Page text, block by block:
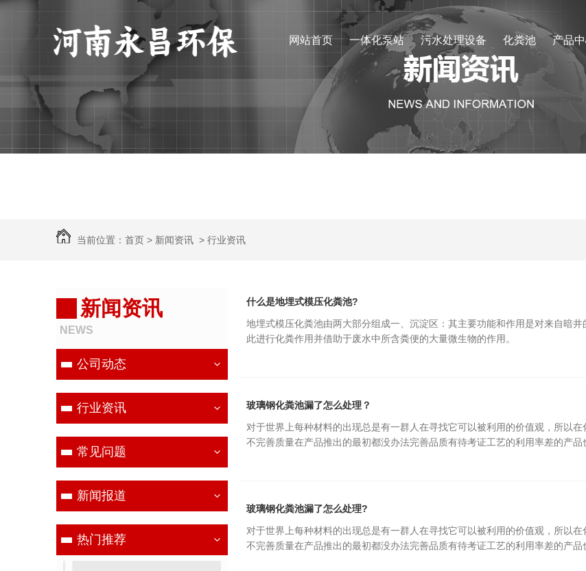
网站首页 一体化泵站 污水处理设备 化粪池 产品
当前位置： 首页 > 新闻资讯 > 行业资讯
新闻资讯
NEWS
公司动态
行业资讯
常见问题
新闻报道
热门推荐
什么是地埋式模压化粪池?
地埋式模压化粪池由两大部分组成一、沉淀区：其主要功能和作用是对来自暗
此进行化粪作用并借助于废水中所含粪便的大量微生物的作用。
玻璃钢化粪池漏了怎么处理？
对于世界上每种材料的出现总是有一群人在寻找它可以被利用的价值观，所以
不完善质量在产品推出的最初都没办法完善品质有待考证工艺的利用率差的产品
玻璃钢化粪池漏了怎么处理?
对于世界上每种材料的出现总是有一群人在寻找它可以被利用的价值观，所以
不完善质量在产品推出的最初都没办法完善品质有待考证工艺的利用率差的产品